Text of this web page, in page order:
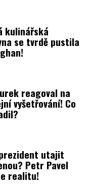
kulinářská
se tvrdě pustila
reagoval na
vyšetřování! Co
utajit
Petr Pavel
realitu!